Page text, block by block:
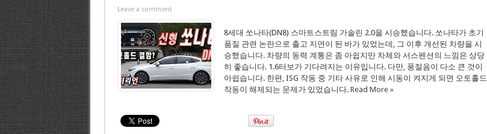
Leave a comment
8세대 쏘나타(DN8) 스마트스트림 가솔린 2.0을 시승했습니다. 쏘나타가 초기
품질 관련 논란으로 출고 지연이 된 바가 있었는데, 그 이후 개선된 차량을 시
승했습니다. 차량의 동력 계통은 좀 아쉽지만 차체와 서스펜션의 느낌은 상당
히 좋습니다. 1.6터보가 기다려지는 이유입니다. 다만, 풍절음이 다소 큰 것이
아쉽습니다. 한편, ISG 작동 중 기타 사유로 인해 시동이 켜지게 되면 오토홀드
작동이 해제되는 문제가 있었습니다. Read More »